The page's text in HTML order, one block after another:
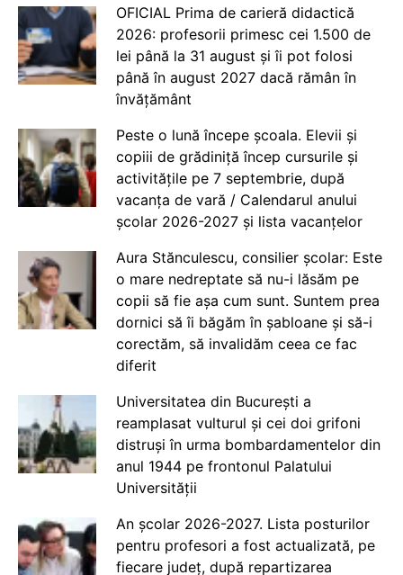
OFICIAL Prima de carieră didactică
2026: profesorii primesc cei 1.500 de
lei până la 31 august și îi pot folosi
până în august 2027 dacă rămân în
învățământ
Peste o lună începe școala. Elevii și
copiii de grădiniță încep cursurile și
activitățile pe 7 septembrie, după
vacanța de vară / Calendarul anului
școlar 2026-2027 și lista vacanțelor
Aura Stănculescu, consilier școlar: Este
o mare nedreptate să nu-i lăsăm pe
copii să fie așa cum sunt. Suntem prea
dornici să îi băgăm în șabloane și să-i
corectăm, să invalidăm ceea ce fac
diferit
Universitatea din București a
reamplasat vulturul și cei doi grifoni
distruși în urma bombardamentelor din
anul 1944 pe frontonul Palatului
Universității
An școlar 2026-2027. Lista posturilor
pentru profesori a fost actualizată, pe
fiecare județ, după repartizarea